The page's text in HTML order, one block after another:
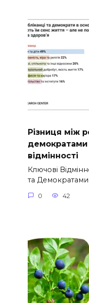
Різниця між
відмінності
Ключові
та Демократами
0 42